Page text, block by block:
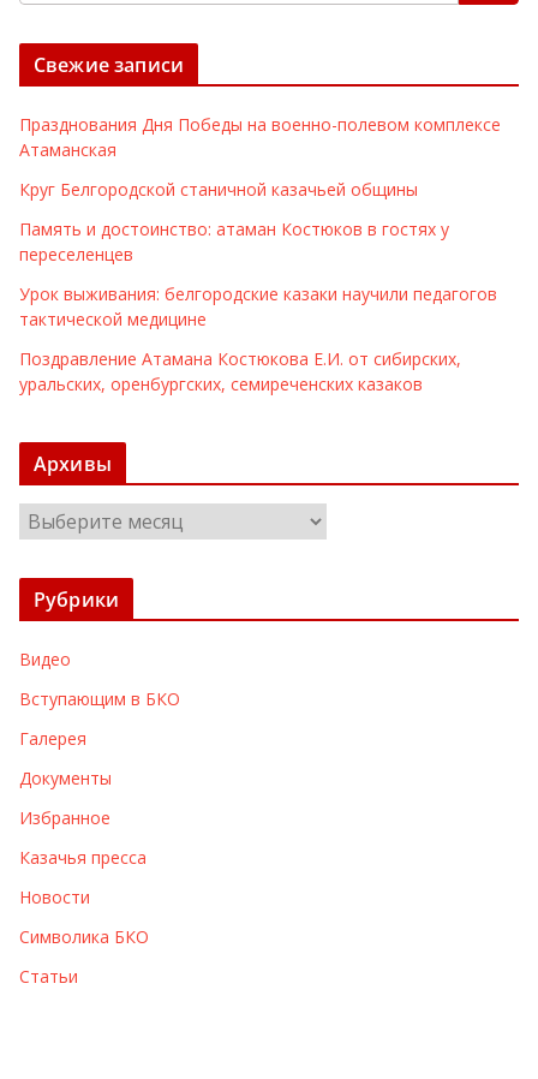
Свежие записи
Празднования Дня Победы на военно-полевом комплексе
Атаманская
Круг Белгородской станичной казачьей общины
Память и достоинство: атаман Костюков в гостях у
переселенцев
Урок выживания: белгородские казаки научили педагогов
тактической медицине
Поздравление Атамана Костюкова Е.И. от сибирских,
уральских, оренбургских, семиреченских казаков
Архивы
х
ы
Рубрики
Видео
Вступающим в БКО
Галерея
Документы
Избранное
Казачья пресса
Новости
Символика БКО
Статьи